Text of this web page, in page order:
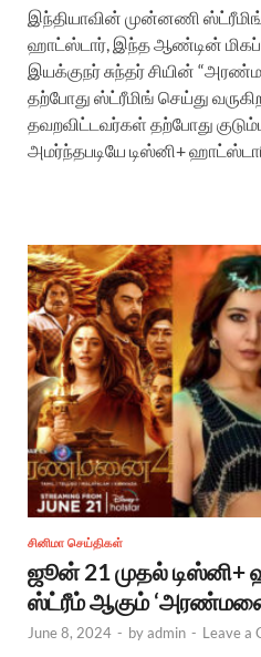
இந்தியாவின் முன்னணி
ஹாட்ஸ்டார், இந்த ஆண்டின்
இயக்குநர் சுந்தர் சியின்
தற்போது ஸ்ட்ரீமிங் செய்து
தவறவிட்டவர்கள் தற்போது
அமர்ந்தபடியே டிஸ்னி+
சினிமா செய்திகள்
ஜூன் 21 முதல்
ஸ்ட்ரீம் ஆகும்
June 8, 2024 - byadmin - Leave a